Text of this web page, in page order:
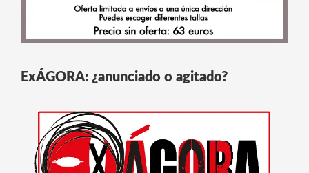
ExÁGORA: ¿anunciado o agitado?